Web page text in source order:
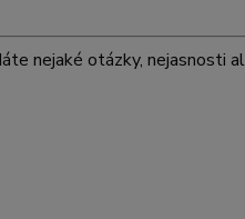
nejaké otázky, nejasnosti